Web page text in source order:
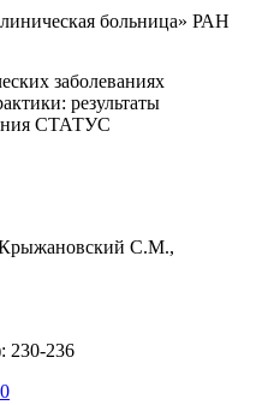
больница» РАН
заболеваниях
результаты
СТАТУС
С.М.,
230‑236